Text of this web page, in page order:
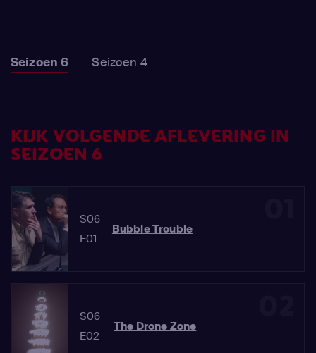
Seizoen 6 Seizoen 4
KIJK VOLGENDE AFLEVERING IN
SEIZOEN 6
S06
E01
Bubble Trouble
S06
E02
The Drone Zone